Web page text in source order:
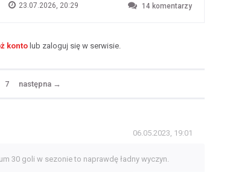
23.07.2026, 20:29 14 komentarzy
konto lub zaloguj się w serwisie.
7 następna →
06.05.2023, 19:01
30 goli w sezonie to naprawdę ładny wyczyn.